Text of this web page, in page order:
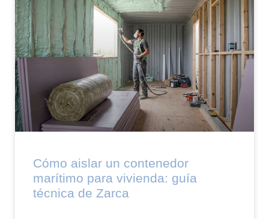
Cómo aislar un contenedor
marítimo para vivienda: guía
técnica de Zarca